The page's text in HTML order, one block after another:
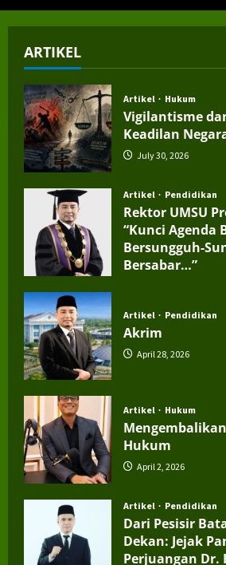
ARTIKEL
Artikel Hukum
Vigilantisme
Keadilan
July 30, 2026
Artikel Pendidikan
Rektor UMSU
“Kunci Agenda
Bersungguh-
Bersabar…”
Artikel Pendidikan
Akrim
April 28, 2026
Artikel Hukum
Hukum
April 2, 2026
Artikel Pendidikan
Dari Pesisir
Dekan: Jejak
Perjuangan Dr.